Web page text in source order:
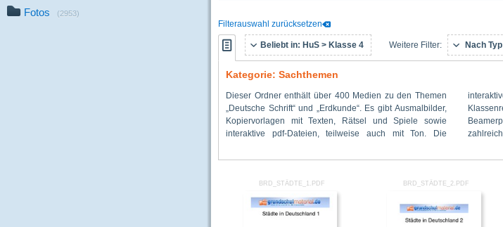
Fotos (2953)
Filterauswahl zurücksetzen
Beliebt in: HuS > Klasse 4 Weitere Filter: Nach Typ
Kategorie: Sachthemen
Dieser Ordner enthält über 400 Medien zu den Themen
„Deutsche Schrift“ und „Erdkunde“. Es gibt Ausmalbilder,
Kopiervorlagen mit Texten, Rätsel und Spiele sowie
interaktive pdf-Dateien, teilweise auch mit Ton. Die
interaktiven pdf-Dateien können individuell auf den
Klassenrechnern, aber auch im Klassenverband als
Beamerpräsentation eingesetzt werden. Besonders
zahlreiche Medien gibt es für den Bereich „Erdkunde“.
Hier gibt es u. a. „Gitterrätsel“, „Puzzle“, „Dominos“ und
BRD_STÄDTE_1.PDF BRD_STÄDTE_2.PDF